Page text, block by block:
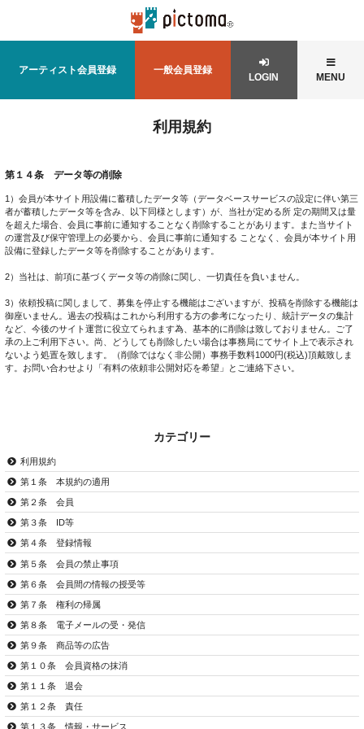
アーティスト会員登録 一般会員登録
LOGIN MENU
利用規約
第１４条 データ等の削除
1）会員が本サイト用設備に蓄積したデータ等（データベースサービスの設定に伴い第三
者が蓄積したデータ等を含み、以下同様とします）が、当社が定める所 定の期間又は量
を超えた場合、会員に事前に通知することなく削除することがあります。また当サイト
の運営及び保守管理上の必要から、会員に事前に通知する ことなく、会員が本サイト用
設備に登録したデータ等を削除することがあります。
2）当社は、前項に基づくデータ等の削除に関し、一切責任を負いません。
3）依頼投稿に関しまして、募集を停止する機能はございますが、投稿を削除する機能は
御座いません。過去の投稿はこれから利用する方の参考になったり、統計データの集計
など、今後のサイト運営に役立てられます為、基本的に削除は致しておりません。ご了
承の上ご利用下さい。尚、どうしても削除したい場合は事務局にてサイト上で表示され
ないよう処置を致します。（削除ではなく非公開）事務手数料1000円(税込)頂戴致しま
す。お問い合わせより「有料の依頼非公開対応を希望」とご連絡下さい。
カテゴリー
利用規約
第１条 本規約の適用
第２条 会員
第３条 ID等
第４条 登録情報
第５条 会員の禁止事項
第６条 会員間の情報の授受等
第７条 権利の帰属
第８条 電子メールの受・発信
第９条 商品等の広告
第１０条 会員資格の抹消
第１１条 退会
第１２条 責任
第１３条 情報・サービス